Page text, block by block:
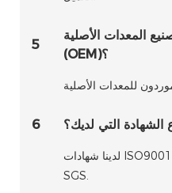
5
المعدات الأصلية
(OEM)؟
6 الشهادة التي لديك؟
لدينا شهادات ISO9001 و ISO14001 و PED و
SGS.